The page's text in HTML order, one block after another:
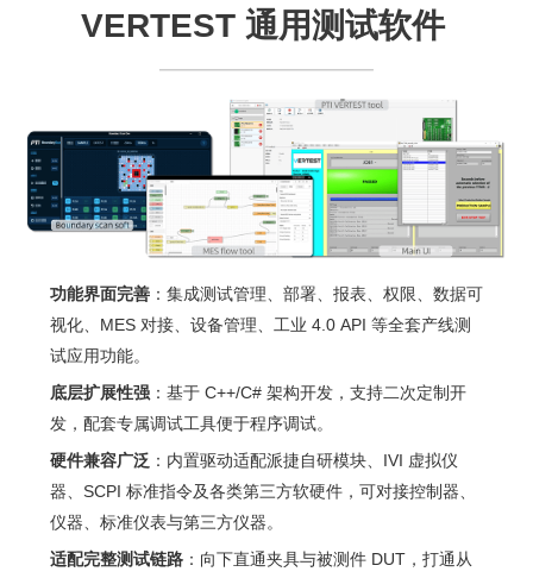
VERTEST 通用测试软件
功能界面完善：集成测试管理、部署、报表、权限、数据可
视化、MES 对接、设备管理、工业 4.0 API 等全套产线测
试应用功能。
底层扩展性强：基于 C++/C# 架构开发，支持二次定制开
发，配套专属调试工具便于程序调试。
硬件兼容广泛 ：内置驱动适配派捷自研模块、IVI 虚拟仪
器、SCPI 标准指令及各类第三方软硬件，可对接控制器、
仪器、标准仪表与第三方仪器。
适配完整测试链路：向下直通夹具与被测件 DUT，打通从